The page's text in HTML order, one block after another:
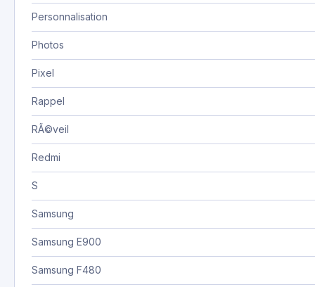
Personnalisation
Photos
Pixel
Rappel
RÃ©veil
Redmi
S
Samsung
Samsung E900
Samsung F480